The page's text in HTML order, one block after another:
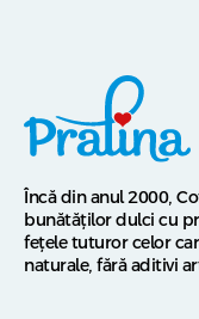
Încă din anul 2000,
bunătăților dulci cu
fețele tuturor celor
naturale, fără aditivi